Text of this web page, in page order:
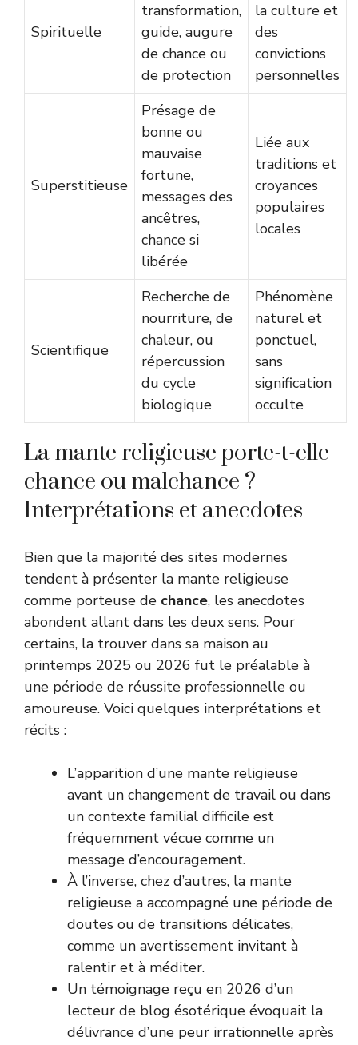
Spirituelle
transformation,
guide, augure
de chance ou
de protection
la culture et
des
convictions
personnelles
Superstitieuse
Présage de
bonne ou
mauvaise
fortune,
messages des
ancêtres,
chance si
libérée
Liée aux
traditions et
croyances
populaires
locales
Scientifique
Recherche de
nourriture, de
chaleur, ou
répercussion
du cycle
biologique
Phénomène
naturel et
ponctuel,
sans
signification
occulte
La mante religieuse porte-t-elle
chance ou malchance ?
Interprétations et anecdotes
Bien que la majorité des sites modernes
tendent à présenter la mante religieuse
comme porteuse de chance, les anecdotes
abondent allant dans les deux sens. Pour
certains, la trouver dans sa maison au
printemps 2025 ou 2026 fut le préalable à
une période de réussite professionnelle ou
amoureuse. Voici quelques interprétations et
récits :
L’apparition d’une mante religieuse
avant un changement de travail ou dans
un contexte familial difficile est
fréquemment vécue comme un
message d’encouragement.
À l’inverse, chez d’autres, la mante
religieuse a accompagné une période de
doutes ou de transitions délicates,
comme un avertissement invitant à
ralentir et à méditer.
Un témoignage reçu en 2026 d’un
lecteur de blog ésotérique évoquait la
délivrance d’une peur irrationnelle après